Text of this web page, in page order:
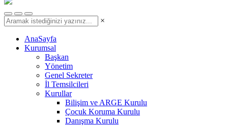
×
AnaSayfa
Kurumsal
Başkan
Yönetim
Genel Sekreter
İl Temsilcileri
Kurullar
Bilişim ve ARGE Kurulu
Çocuk Koruma Kurulu
Danışma Kurulu